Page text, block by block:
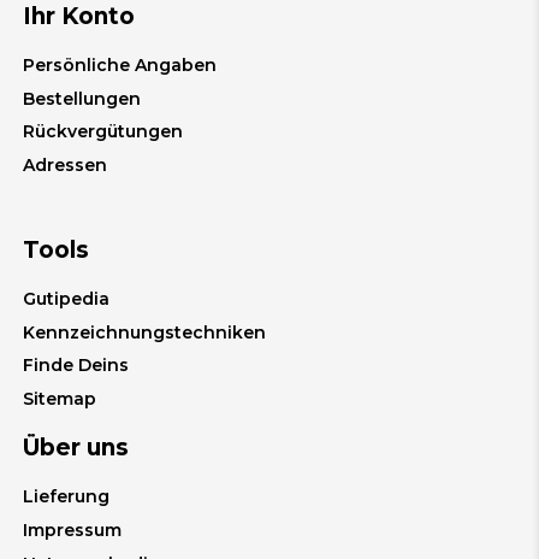
Ihr Konto
Persönliche Angaben
Bestellungen
Rückvergütungen
Adressen
Tools
Gutipedia
Kennzeichnungstechniken
Finde Deins
Sitemap
Über uns
Lieferung
Impressum